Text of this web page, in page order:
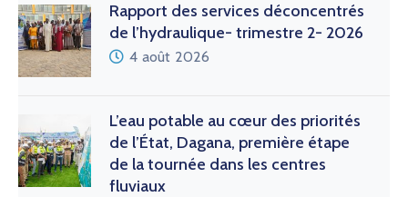
Rapport des services déconcentrés
de l’hydraulique- trimestre 2- 2026
4 août 2026
L’eau potable au cœur des priorités
de l’État, Dagana, première étape
de la tournée dans les centres
fluviaux